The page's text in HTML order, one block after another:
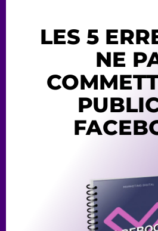
LES 5
NE